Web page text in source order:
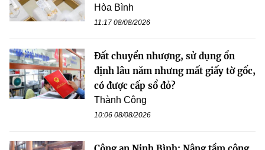
Hòa Bình
11:17 08/08/2026
Đất chuyển nhượng, sử dụng ổn
định lâu năm nhưng mất giấy tờ gốc,
có được cấp sổ đỏ?
Thành Công
10:06 08/08/2026